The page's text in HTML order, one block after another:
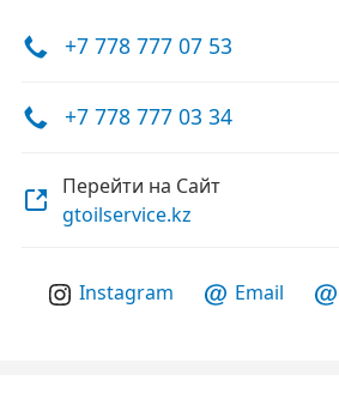
+7 778 777 07 53
+7 778 777 03 34
Перейти на Сайт
gtoilservice.kz
Instagram Email